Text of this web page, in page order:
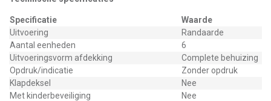
Specificatie
Waarde
Uitvoering
Randaarde
Aantal eenheden
6
Uitvoeringsvorm afdekking
Complete behuizing
Opdruk/indicatie
Zonder opdruk
Klapdeksel
Nee
Met kinderbeveiliging
Nee